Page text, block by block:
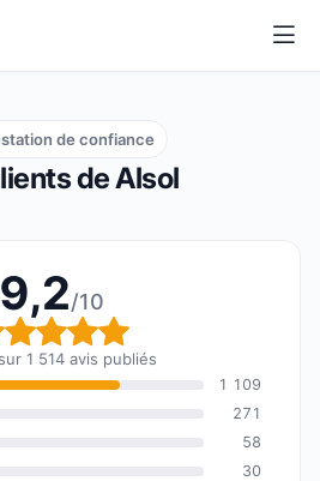
de Alsol
de confiance
9,2/10
globale : 9,2 sur
1 514 avis publiés
1 109
271
58
30